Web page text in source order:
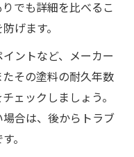
でも詳細を比べるこ
げます。
ントなど、メーカー
その塗料の耐久年数
ェックしましょう。
合は、後からトラブ
。